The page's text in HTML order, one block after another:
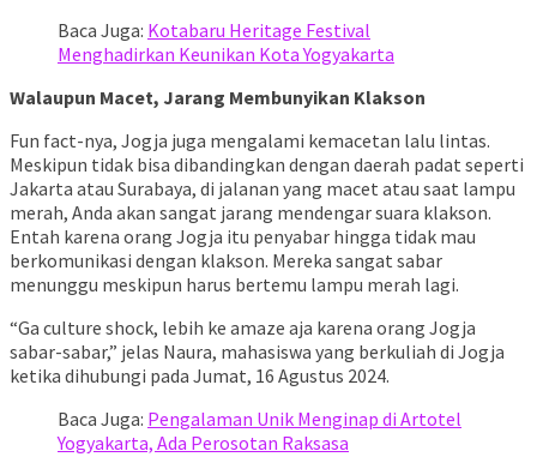
Baca Juga: Kotabaru Heritage Festival
Menghadirkan Keunikan Kota Yogyakarta
Walaupun Macet, Jarang Membunyikan Klakson
Fun fact-nya, Jogja juga mengalami kemacetan lalu lintas.
Meskipun tidak bisa dibandingkan dengan daerah padat seperti
Jakarta atau Surabaya, di jalanan yang macet atau saat lampu
merah, Anda akan sangat jarang mendengar suara klakson.
Entah karena orang Jogja itu penyabar hingga tidak mau
berkomunikasi dengan klakson. Mereka sangat sabar
menunggu meskipun harus bertemu lampu merah lagi.
“Ga culture shock, lebih ke amaze aja karena orang Jogja
sabar-sabar,” jelas Naura, mahasiswa yang berkuliah di Jogja
ketika dihubungi pada Jumat, 16 Agustus 2024.
Baca Juga: Pengalaman Unik Menginap di Artotel
Yogyakarta, Ada Perosotan Raksasa